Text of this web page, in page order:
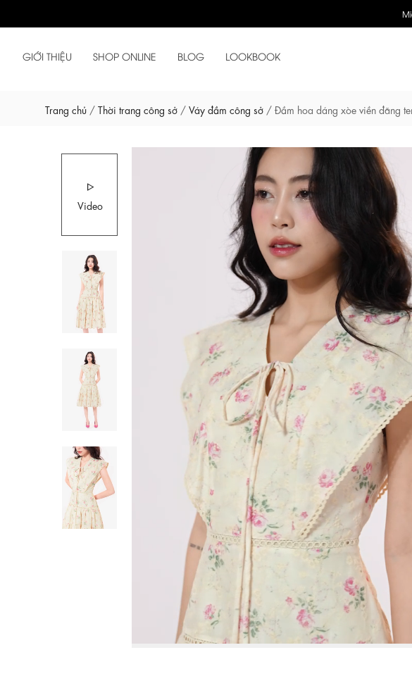
GIỚI THIỆU SHOP ONLINE BLOG LOOKBOOK
Trang chủ / Thời trang công sở / Váy đầm công sở / Đầm hoa dáng xòe viền đăng
Video